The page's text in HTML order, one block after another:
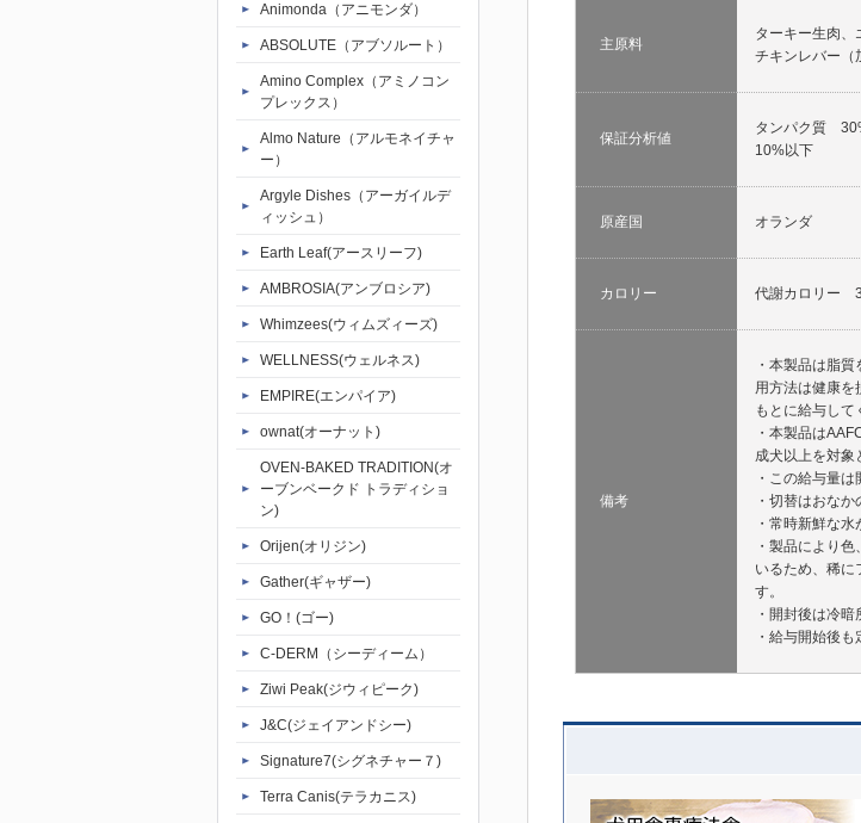
Animonda（アニモンダ）
ABSOLUTE（アブソルート）
Amino Complex（アミノコン
プレックス）
Almo Nature（アルモネイチャ
ー）
Argyle Dishes（アーガイルデ
ィッシュ）
Earth Leaf(アースリーフ)
AMBROSIA(アンブロシア)
Whimzees(ウィムズィーズ)
WELLNESS(ウェルネス)
EMPIRE(エンパイア)
ownat(オーナット)
OVEN-BAKED TRADITION(オ
ーブンベークド トラディショ
ン)
Orijen(オリジン)
Gather(ギャザー)
GO！(ゴー)
C-DERM（シーディーム）
Ziwi Peak(ジウィピーク)
J&C(ジェイアンドシー)
Signature7(シグネチャー７)
Terra Canis(テラカニス)
主原料
ターキー生肉、
チキンレバー（
保証分析値
タンパク質
10%以下
原産国 オランダ
カロリー 代謝カロリー
備考
・本製品は脂
用方法は健康を
もとに給与して
・本製品は
成犬以上を対象
・この給与量
・切替はおな
・常時新鮮な水
・製品により
いるため、稀に
す。
・開封後は冷
・給与開始後